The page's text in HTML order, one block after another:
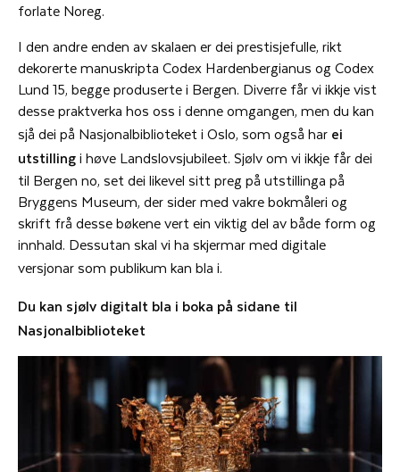
forlate Noreg.
I den andre enden av skalaen er dei prestisjefulle, rikt
dekorerte manuskripta Codex Hardenbergianus og Codex
Lund 15, begge produserte i Bergen. Diverre får vi ikkje vist
desse praktverka hos oss i denne omgangen, men du kan
sjå dei på Nasjonalbiblioteket i Oslo, som også har ei
utstillingi høve Landslovsjubileet. Sjølv om vi ikkje får dei
til Bergen no, set dei likevel sitt preg på utstillinga på
Bryggens Museum, der sider med vakre bokmåleri og
skrift frå desse bøkene vert ein viktig del av både form og
innhald. Dessutan skal vi ha skjermar med digitale
versjonar som publikum kan bla i.
Du kan sjølv digitalt bla i boka på sidane til
Nasjonalbiblioteket